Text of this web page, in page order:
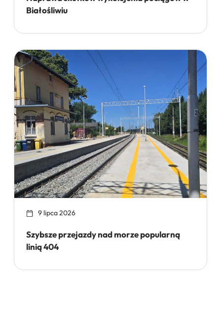
Białośliwiu
9 lipca 2026
Szybsze przejazdy nad morze popularną
linią 404